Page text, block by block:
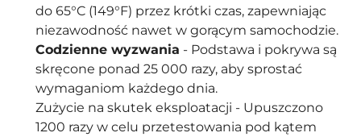
do 65°C (149°F) przez krótki czas, zapewniając
niezawodność nawet w gorącym samochodzie.
Codzienne wyzwania - Podstawa i pokrywa są
skręcone ponad 25 000 razy, aby sprostać
wymaganiom każdego dnia.
Zużycie na skutek eksploatacji - Upuszczono
1200 razy w celu przetestowania pod kątem